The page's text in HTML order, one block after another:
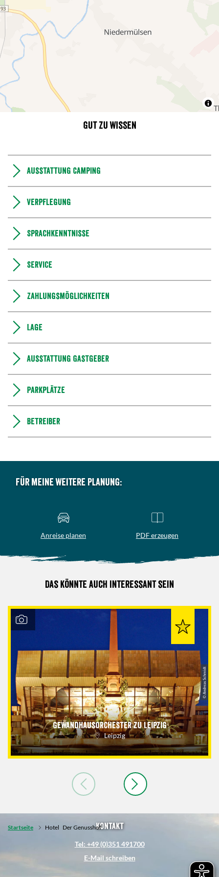
Gut zu wissen
Ausstattung Camping
Verpflegung
Sprachkenntnisse
Service
Zahlungsmöglichkeiten
Lage
Ausstattung Gastgeber
Parkplätze
Betreiber
Für meine weitere Planung:
Anreise planen PDF erzeugen
Das könnte auch interessant sein
Gewandhausorchester zu Leipzig
Leipzig
© Andreas Schmidt
Startseite Hotel Der GenusshofKontakt
Tel: +49 (0)351 491700
E-Mail schreiben